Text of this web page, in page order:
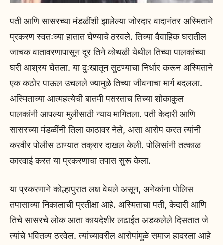
पती आणि सासरच्या मंडळींशी झालेल्या जोरदार वादानंतर अस्मिताने
प्रकरण स्वतःच्या हातात घेण्याचे ठरवले. तिच्या वैवाहिक घरातील
जाचक वातावरणापासून दूर तिने कोथळी येथील तिच्या पालकांच्या
घरी आश्रय घेतला. या दुःखातून सुटण्याचा निर्धार करून अस्मिताने
एक कठोर पाऊल उचलले ज्यामुळे तिच्या जीवनाचा मार्ग बदलला.
अस्मिताच्या आत्महत्येची बातमी पसरताच तिच्या शोकाकुल
पालकांनी आपल्या मुलीसाठी न्याय मागितला. पती केदारी आणि
सासरच्या मंडळींनी तिला काठावर नेले, असा आरोप करत त्यांनी
करवीर पोलीस ठाण्यात तक्रार दाखल केली. पोलिसांनी तत्काळ
कारवाई करत या प्रकरणाचा तपास सुरू केला.
या प्रकरणाने कोल्हापुरात लक्ष वेधले असून, अनेकांना पोलिस
तपासाच्या निकालाची प्रतीक्षा आहे. अस्मिताचा पती, केदारी आणि
तिचे सासरचे लोक आता कायदेशीर लढाईत अडकलेले दिसतात जे
त्यांचे भवितव्य ठरवेल. त्यांच्यावरील आरोपांमुळे समाज हादरला आहे